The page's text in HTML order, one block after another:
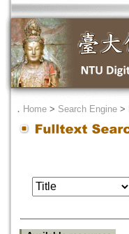
． Home > Search Engine >